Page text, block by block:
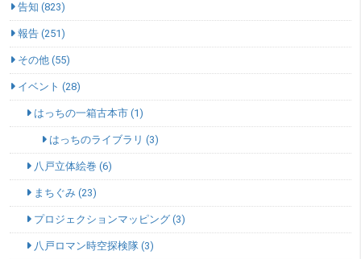
告知 (823)
報告 (251)
その他 (55)
イベント (28)
はっちの一箱古本市 (1)
はっちのライブラリ (3)
八戸立体絵巻 (6)
まちぐみ (23)
プロジェクションマッピング (3)
八戸ロマン時空探検隊 (3)